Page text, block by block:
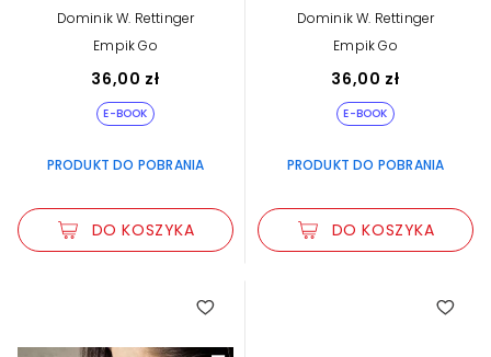
Dominik W. Rettinger
Empik Go
36,00 zł
E-BOOK
PRODUKT DO POBRANIA
DO KOSZYKA
Dominik W. Rettinger
Empik Go
36,00 zł
E-BOOK
PRODUKT DO POBRANIA
DO KOSZYKA